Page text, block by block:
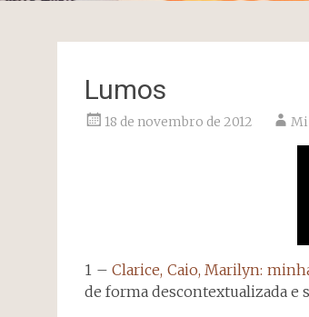
Lumos
18 de novembro de 2012 Mi
1 –Clarice, Caio, Marilyn:
de forma descontextualizada e